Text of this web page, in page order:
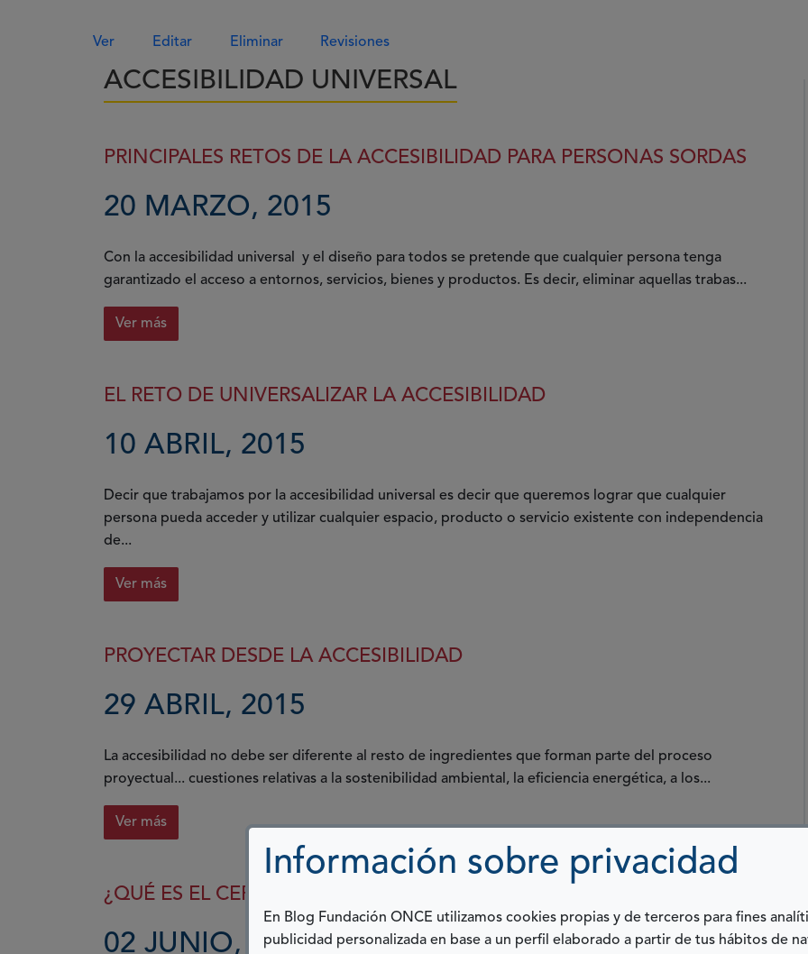
Información sobre privacidad
En Blog Fundación ONCE utilizamos cookies propias y de terceros para fines
publicidad personalizada en base a un perfil elaborado a partir de tus hábitos de
Solapas principales
Ver Editar Eliminar Revisiones
ACCESIBILIDAD UNIVERSAL
PRINCIPALES RETOS DE LA ACCESIBILIDAD PARA PERSONAS SORDAS
20 MARZO, 2015
Con la accesibilidad universal y el diseño para todos se pretende que cualquier persona tenga
garantizado el acceso a entornos, servicios, bienes y productos. Es decir, eliminar aquellas trabas...
Ver más
EL RETO DE UNIVERSALIZAR LA ACCESIBILIDAD
10 ABRIL, 2015
Decir que trabajamos por la accesibilidad universal es decir que queremos lograr que cualquier
persona pueda acceder y utilizar cualquier espacio, producto o servicio existente con independencia
de...
Ver más
PROYECTAR DESDE LA ACCESIBILIDAD
29 ABRIL, 2015
La accesibilidad no debe ser diferente al resto de ingredientes que forman parte del proceso
proyectual... cuestiones relativas a la sostenibilidad ambiental, la eficiencia energética, a los...
Ver más
¿QUÉ ES EL CERTIFICADO BEQUAL?
02 JUNIO, 2015